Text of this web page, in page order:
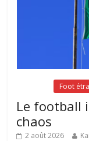
Foot
Le football
chaos
2 août 2026